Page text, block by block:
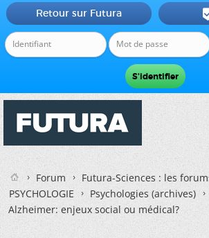
Retour sur Futura
Forum
Futura-Sciences : les
PSYCHOLOGIE
Psychologies (archives)
Alzheimer: enjeux social ou médical?